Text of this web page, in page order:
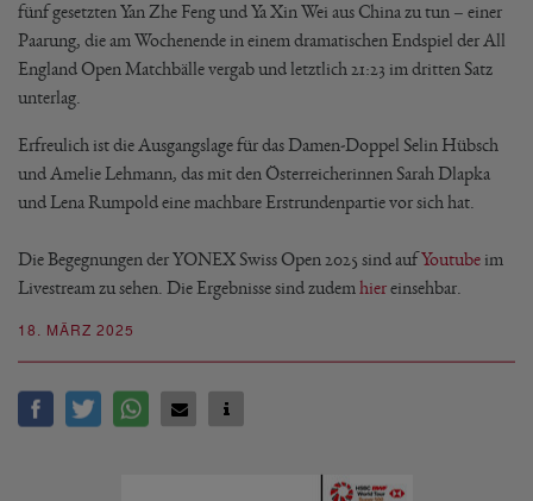
18. MÄRZ 2025
fünf gesetzten Yan Zhe Feng und Ya Xin Wei aus China zu tun – einer
Paarung, die am Wochenende in einem dramatischen Endspiel der All
England Open Matchbälle vergab und letztlich 21:23 im dritten Satz
unterlag.
Erfreulich ist die Ausgangslage für das Damen-Doppel Selin Hübsch
und Amelie Lehmann, das mit den Österreicherinnen Sarah Dlapka
und Lena Rumpold eine machbare Erstrundenpartie vor sich hat.
Die Begegnungen der YONEX Swiss Open 2025 sind aufYoutube im
Livestream zu sehen. Die Ergebnisse sind zudem hiereinsehbar.